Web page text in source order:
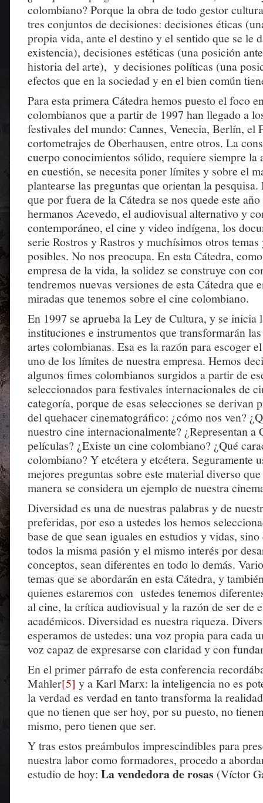
colombiano? Porque la obra de todo gestor
tres conjuntos de decisiones: decisiones éticas
propia vida, ante el destino y el sentido que se le
existencia), decisiones estéticas (una posición
historia del arte), y decisiones políticas (una
efectos que en la sociedad y en el bien común
Para esta primera Cátedra hemos puesto el foco
colombianos que a partir de 1997 han llegado a
festivales del mundo: Cannes, Venecia, Berlín, el
cortometrajes de Oberhausen, entre otros. La
cuerpo conocimientos sólido, requiere siempre la
en cuestión, se necesita poner límites y sobre el
plantearse las preguntas que orientan la
que por fuera de la Cátedra se nos quede este
hermanos Acevedo, el audiovisual alternativo y
contemporáneo, el cine y video indígena, los
serie Rostros y Rastros y muchísimos otros
posibles. No nos preocupa. En esta Cátedra,
empresa de la vida, la solidez se construye con
tendremos nuevas versiones de esta Cátedra que
miradas que tenemos sobre el cine colombiano.
En 1997 se aprueba la Ley de Cultura, y se inicia
instituciones e instrumentos que transformarán
artes colombianas. Esa es la razón para escoger
uno de los límites de nuestra empresa. Hemos
algunos fimes colombianos surgidos a partir de
seleccionados para festivales internacionales de
categoría, porque de esas selecciones se derivan
del quehacer cinematográfico: ¿cómo nos ven?
nuestro cine internacionalmente? ¿Representan a
películas? ¿Existe un cine colombiano? ¿Qué
colombiano? Y etcétera y etcétera. Seguramente
mejores preguntas sobre este material diverso
manera se considera un ejemplo de nuestra
Diversidad es una de nuestras palabras y de
preferidas, por eso a ustedes los hemos
base de que sean iguales en estudios y vidas,
todos la misma pasión y el mismo interés por
conceptos, sean diferentes en todo lo demás.
temas que se abordarán en esta Cátedra, y
quienes estaremos con ustedes tenemos
al cine, la crítica audiovisual y la razón de ser de
académicos. Diversidad es nuestra riqueza.
esperamos de ustedes: una voz propia para cada
voz capaz de expresarse con claridad y con
En el primer párrafo de esta conferencia
Mahler[5] y a Karl Marx: la inteligencia no es
la verdad es verdad en tanto transforma la
que no tienen que ser hoy, por su puesto, no
mismo, pero tienen que ser.
Y tras estos preámbulos imprescindibles para
nuestra labor como formadores, procedo a
estudio de hoy: La vendedora de rosas (Víctor